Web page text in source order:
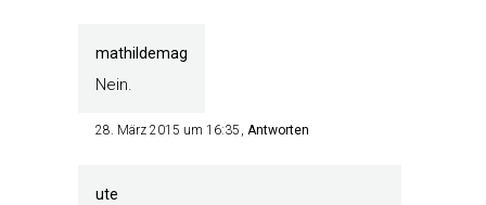
mathildemag
Nein.
28. März 2015 um 16:35 Antworten
ute